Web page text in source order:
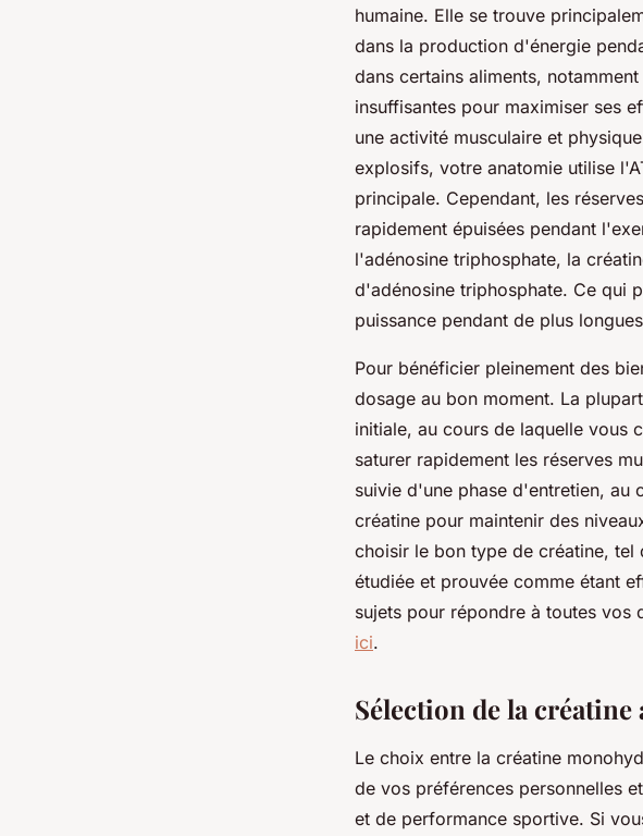
humaine. Elle se trouve
dans la production d'énergie
dans certains aliments,
insuffisantes pour maximiser ses
une activité musculaire et
explosifs, votre anatomie utilise
principale. Cependant, les
rapidement épuisées pendant
l'adénosine triphosphate, la
d'adénosine triphosphate. Ce qui
puissance pendant de plus
Pour bénéficier pleinement des
dosage au bon moment. La
initiale, au cours de laquelle vous
saturer rapidement les réserves
suivie d'une phase d'entretien, au
créatine pour maintenir des
choisir le bon type de créatine, tel
étudiée et prouvée comme étant
sujets pour répondre à toutes vos
ici.
Sélection de la
Le choix entre la créatine
de vos préférences personnelles
et de performance sportive. Si